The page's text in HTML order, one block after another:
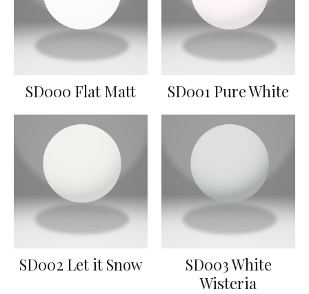
SD000 Flat Matt SD001 Pure White
SD002 Let it Snow
SD003 White
Wisteria